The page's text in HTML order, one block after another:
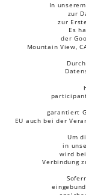
In
zur
zur
Es
der
Mountain View,
garantiert
EU auch bei der
Um
in
wird
Verbindung